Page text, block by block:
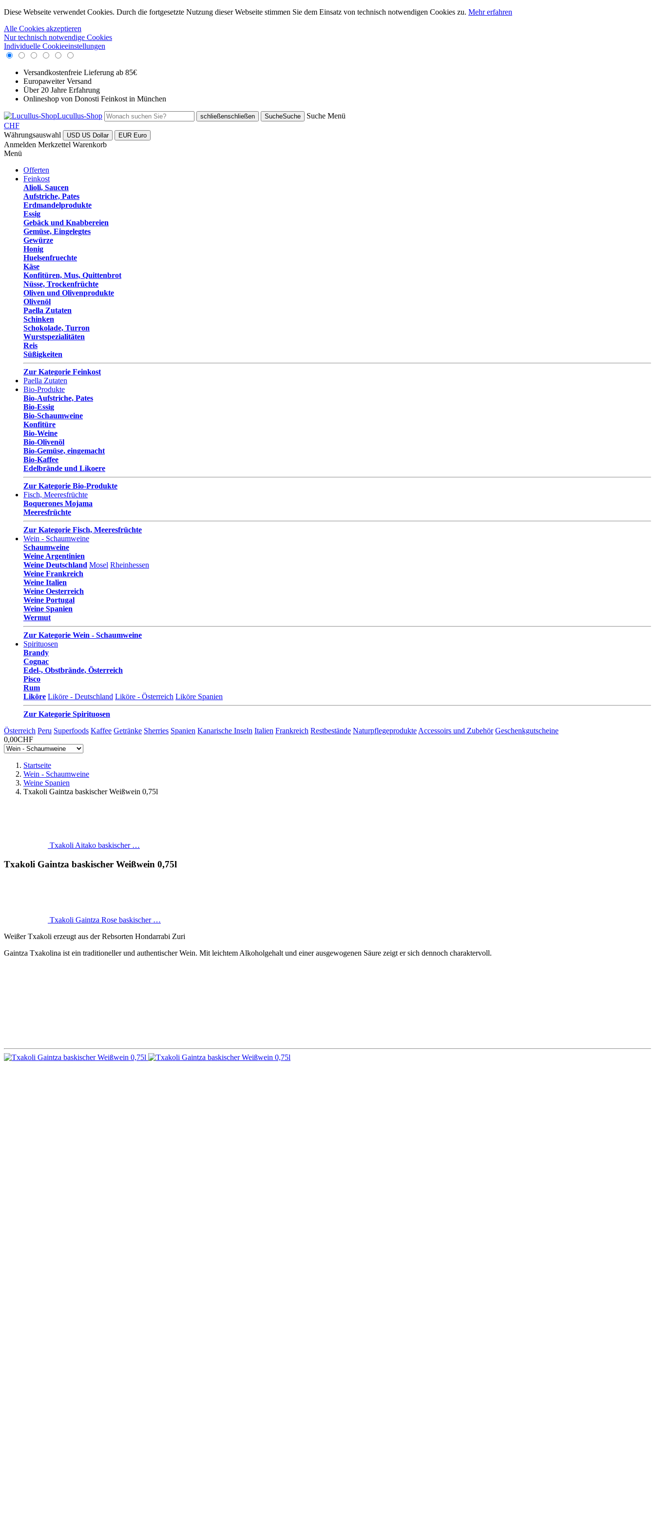
Diese Webseite verwendet Cookies. Durch die fortgesetzte Nutzung dieser Webseite stimmen Sie dem Einsatz von technisch notwendigen Cookies zu. Mehr erfahren
Alle Cookies akzeptieren
Nur technisch notwendige Cookies
Individuelle Cookieeinstellungen
Versandkostenfreie Lieferung ab 85€
Europaweiter Versand
Über 20 Jahre Erfahrung
Onlineshop von Donosti Feinkost in München
Lucullus-Shop schließenschließen SucheSuche Suche Menü
CHF
Währungsauswahl
USD US Dollar EUR Euro
Anmelden Merkzettel Warenkorb
Menü
Offerten
Feinkost
Alioli, Saucen
Aufstriche, Pates
Erdmandelprodukte
Essig
Gebäck und Knabbereien
Gemüse, Eingelegtes
Gewürze
Honig
Huelsenfruechte
Käse
Konfitüren, Mus, Quittenbrot
Nüsse, Trockenfrüchte
Oliven und Olivenprodukte
Olivenöl
Paella Zutaten
Schinken
Schokolade, Turron
Wurstspezialitäten
Reis
Süßigkeiten
Zur Kategorie Feinkost
Paella Zutaten
Bio-Produkte
Bio-Aufstriche, Pates
Bio-Essig
Bio-Schaumweine
Konfitüre
Bio-Weine
Bio-Olivenöl
Bio-Gemüse, eingemacht
Bio-Kaffee
Edelbrände und Likoere
Zur Kategorie Bio-Produkte
Fisch, Meeresfrüchte
Boquerones Mojama
Meeresfrüchte
Zur Kategorie Fisch, Meeresfrüchte
Wein - Schaumweine
Schaumweine
Weine Argentinien
Weine Deutschland Mosel Rheinhessen
Weine Frankreich
Weine Italien
Weine Oesterreich
Weine Portugal
Weine Spanien
Wermut
Zur Kategorie Wein - Schaumweine
Spirituosen
Brandy
Cognac
Edel-, Obstbrände, Österreich
Pisco
Rum
Liköre Liköre - Deutschland Liköre - Österreich Liköre Spanien
Zur Kategorie Spirituosen
Österreich Peru Superfoods Kaffee Getränke Sherries Spanien Kanarische Inseln Italien Frankreich Restbestände Naturpflegeprodukte Accessoirs und Zubehör Geschenkgutscheine
0,00CHF
Startseite
Wein - Schaumweine
Weine Spanien
Txakoli Gaintza baskischer Weißwein 0,75l
Txakoli Aitako baskischer …
Txakoli Gaintza baskischer Weißwein 0,75l
Txakoli Gaintza Rose baskischer …
Weißer Txakoli erzeugt aus der Rebsorten Hondarrabi Zuri
Gaintza Txakolina ist ein traditioneller und authentischer Wein. Mit leichtem Alkoholgehalt und einer ausgewogenen Säure zeigt er sich dennoch charaktervoll.